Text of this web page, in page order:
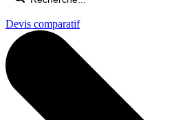
Devis comparatif